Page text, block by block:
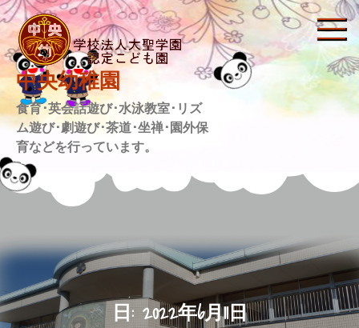
Skip
to
content
中央幼稚園
食育･英会話遊び･水泳教室･リズ
ム遊び･劇遊び･茶道･坐禅･園外保
育などを行っています。
日: 2022年6月11日